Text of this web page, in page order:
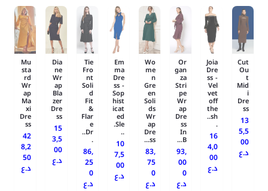
Cut
Ou
t
Mid
i
Dre
ss
13
5,5
00
د.ع
Joia
Dre
ss -
Vel
vet
off
the
sh..
.
16
4,0
00
د.ع
Or
gan
za
Stri
pe
Wr
ap
Dre
ss
In
B...
93,
00
0
د.ع
Wo
me
n
Gre
en
Soli
ds
Wr
ap
Dre
ss...
83,
75
0
د.ع
Em
ma
Dre
ss -
Sop
hist
icat
ed
Sle.
..
10
7,5
00
د.ع
Tie
Fro
nt
Soli
d
Fit
&
Flar
e
Dr..
.
86,
25
0
د.ع
Dia
ne
Wr
ap
Bla
zer
Dre
ss
15
3,5
00
د.ع
Mu
sta
rd
Wr
ap
Ma
xi
Dre
ss
42
8,2
50
د.ع